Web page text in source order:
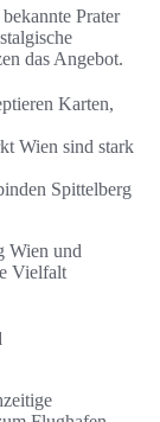
Prater
das Angebot.
Karten,
Wien sind stark
Spittelberg
Wien und
Vielfalt